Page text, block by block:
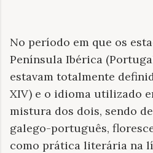
No período em que os
Península Ibérica
estavam totalmente
XIV) e o idioma utilizado
mistura dos dois, sendo
galego-português,
como prática literária na